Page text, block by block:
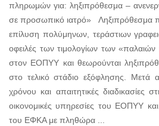
πληρωμών για: ληξιπρόθεσμα –
σε προσωπικό ιατρό» Ληξιπρόθεσμα
επίλυση πολύμηνων, τεράστιων
οφειλές των τιμολογίων των
στον ΕΟΠΥΥ και θεωρούνται
στο τελικό στάδιο εξόφλησης. Mετά
χρόνου και απαιτητικές διαδικασίες
οικονομικές υπηρεσίες του ΕΟΠΥΥ και
του ΕΦΚΑ με πληθώρα ...